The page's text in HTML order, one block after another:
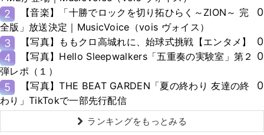
2
【音楽】「十勝でロックを切り拓ひらく～ZION～ 完
全版」放送決定｜MusicVoice（vois ヴォイス）
0
3 【写真】ももクロ高城れに、始球式挑戦【エンタメ】
0
4
【写真】Hello Sleepwalkers「五重奏の実験室」第２
弾レポ（１）
0
5
【写真】THE BEAT GARDEN「夏の終わり 友達の終
わり」TikTokで一部先行配信
0
ランキングをもっとみる